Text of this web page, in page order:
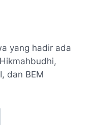
yang hadir ada
dan BEM